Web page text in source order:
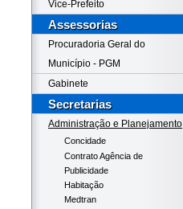
Vice-Prefeito
Assessorias
Procuradoria Geral do
Município - PGM
Gabinete
Secretarias
Administração e Planejamento
Concidade
Contrato Agência de
Publicidade
Habitação
Medtran